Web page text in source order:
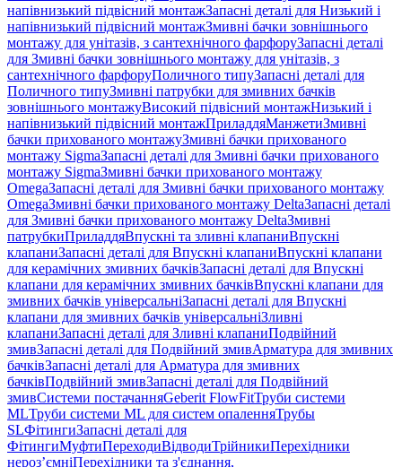
напівнизький підвісний монтажЗапасні деталі для Низький і
напівнизький підвісний монтажЗмивні бачки зовнішнього
монтажу для унітазів, з сантехнічного фарфоруЗапасні деталі
для Змивні бачки зовнішнього монтажу для унітазів, з
сантехнічного фарфоруПоличного типуЗапасні деталі для
Поличного типуЗмивні патрубки для змивних бачків
зовнішнього монтажуВисокий підвісний монтажНизький і
напівнизький підвісний монтажПриладдяМанжетиЗмивні
бачки прихованого монтажуЗмивні бачки прихованого
монтажу SigmaЗапасні деталі для Змивні бачки прихованого
монтажу SigmaЗмивні бачки прихованого монтажу
OmegaЗапасні деталі для Змивні бачки прихованого монтажу
OmegaЗмивні бачки прихованого монтажу DeltaЗапасні деталі
для Змивні бачки прихованого монтажу DeltaЗмивні
патрубкиПриладдяВпускні та зливні клапаниВпускні
клапаниЗапасні деталі для Впускні клапаниВпускні клапани
для керамічних змивних бачківЗапасні деталі для Впускні
клапани для керамічних змивних бачківВпускні клапани для
змивних бачків універсальніЗапасні деталі для Впускні
клапани для змивних бачків універсальніЗливні
клапаниЗапасні деталі для Зливні клапаниПодвійний
змивЗапасні деталі для Подвійний змивАрматура для змивних
бачкiвЗапасні деталі для Арматура для змивних
бачкiвПодвійний змивЗапасні деталі для Подвійний
змивСистеми постачанняGeberit FlowFitТруби системи
MLТруби системи ML для систем опаленняТрубы
SLФітингиЗапасні деталі для
ФітингиМуфтиПереходиВідводиТрійникиПерехідники
нероз’ємніПерехідники та з'єднання,